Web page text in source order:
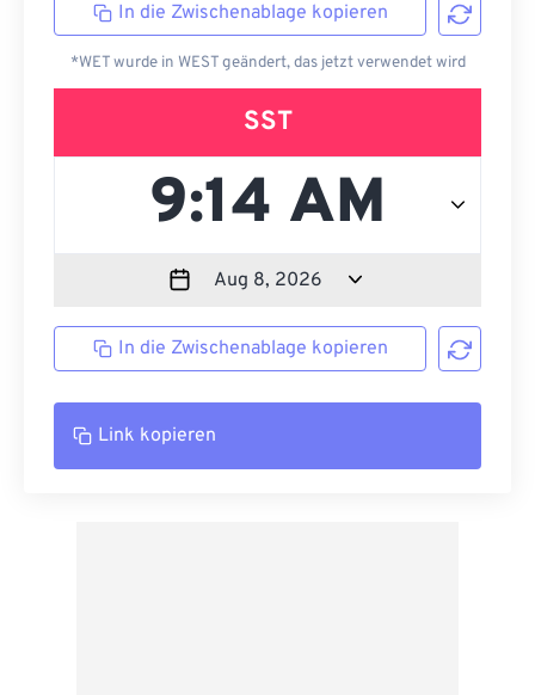
In die Zwischenablage kopieren
*WET wurde in WEST geändert, das jetzt verwendet wird
SST
In die Zwischenablage kopieren
Link kopieren